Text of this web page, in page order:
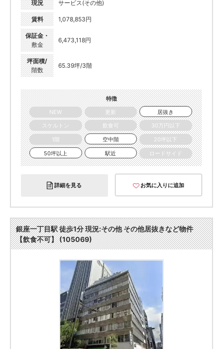
現況 サービス(その他)
賃料 1,078,853円
保証金・
敷金
6,473,118円
坪面積/
階数
65.39坪/3階
特徴
NEW
更新
居抜き
スケルトン
飲食可
30万円以下
1階
空中階
20坪以下
50坪以上
駅近 ロードサイド
詳細を見る お気に入りに追加
銀座一丁目駅 徒歩1分 現況:その他 その他居抜きなど物件
【飲食不可】 (105069)